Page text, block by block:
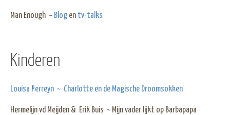
Man Enough ~ Blog en tv-talks
Kinderen
Louisa Perreyn ~ Charlotte en de Magische Droomsokken
Hermelijn vd Meijden & Erik Buis ~ Mijn vader lijkt op Barbapapa